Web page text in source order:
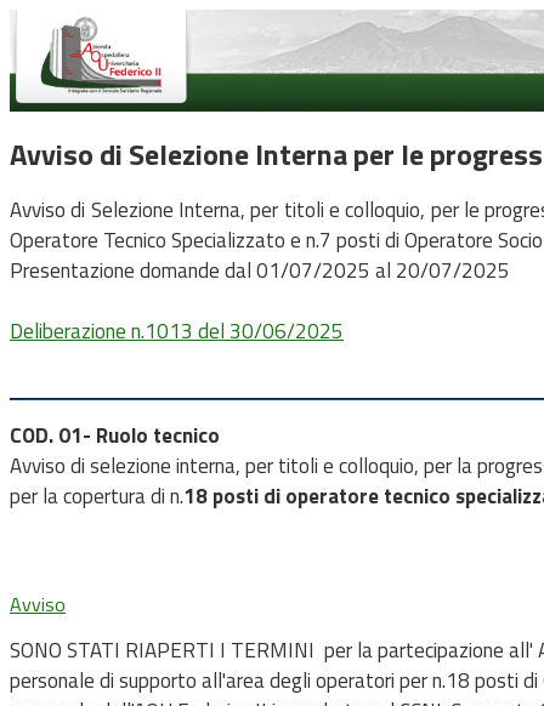
Avviso di Selezione Interna per le
Avviso di Selezione Interna, per titoli e colloquio, per le
Operatore Tecnico Specializzato e n.7 posti di Operatore
Presentazione domande dal 01/07/2025 al 20/07/2025
Deliberazione n.1013 del 30/06/2025
COD. 01- Ruolo tecnico
Avviso di selezione interna, per titoli e colloquio, per la
per la copertura di n.18 posti di operatore tecnico
Avviso
SONO STATI RIAPERTI I TERMINI per la partecipazione
personale di supporto all'area degli operatori per n.18 posti